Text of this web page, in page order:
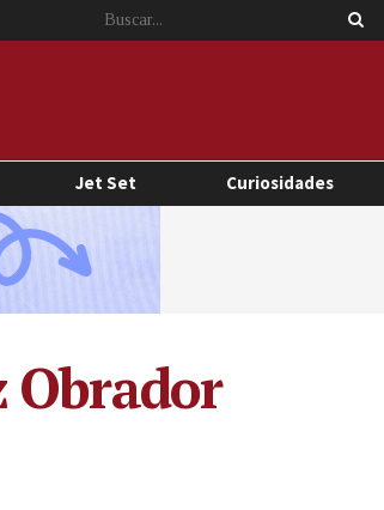
Jet Set Curiosidades
Obrador